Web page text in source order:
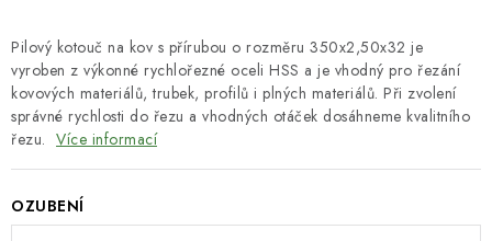
RUČNÍ NÁŘADÍ, PŘÍPRAVKY
STROJE
KONTAKTY
Pilový kotouč na kov s přírubou o rozměru 350x2,50x32 je
vyroben z výkonné rychlořezné oceli HSS a je vhodný pro řezání
kovových materiálů, trubek, profilů i plných materiálů. Při zvolení
správné rychlosti do řezu a vhodných otáček dosáhneme kvalitního
řezu. Více informací
OZUBENÍ